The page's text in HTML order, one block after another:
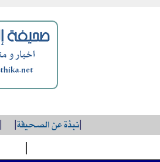
|نبذة عن الصحيفة|
|
|